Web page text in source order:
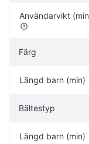
Användarvikt
Färg
Längd barn (min)
Bältestyp
Längd barn (min)